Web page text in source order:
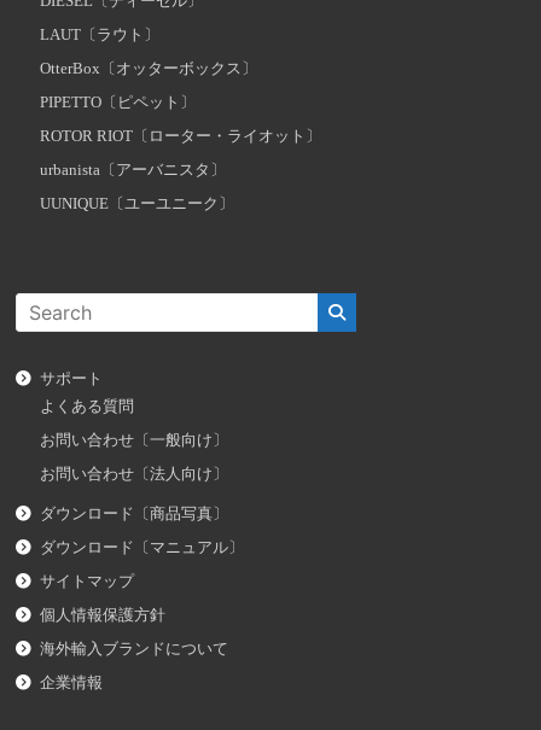
LAUT〔ラウト〕
OtterBox〔オッターボックス〕
PIPETTO〔ピペット〕
ROTOR RIOT〔ローター・ライオット〕
urbanista〔アーバニスタ〕
UUNIQUE〔ユーユニーク〕
サポート
よくある質問
お問い合わせ〔一般向け〕
お問い合わせ〔法人向け〕
ダウンロード〔商品写真〕
ダウンロード〔マニュアル〕
サイトマップ
個人情報保護方針
海外輸入ブランドについて
企業情報